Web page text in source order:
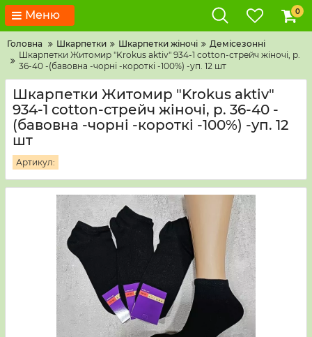
Меню 0
Головна Шкарпетки Шкарпетки жіночі
Демісезонні
Шкарпетки Житомир "Krokus aktiv" 934-1 cotton-стрейч жіночі, р.
36-40 -(бавовна -чорні -короткі -100%) -уп. 12 шт
Шкарпетки Житомир "Krokus aktiv"
934-1 cotton-стрейч жіночі, р. 36-40 -
(бавовна -чорні -короткі -100%) -уп. 12
шт
Артикул: